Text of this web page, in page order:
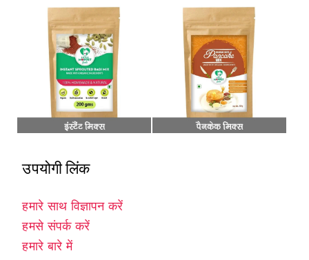
उपयोगी लिंक
हमारे साथ विज्ञापन करें
हमसे संपर्क करें
हमारे बारे में